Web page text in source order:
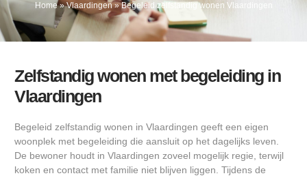
Home»Vlaardingen»Begeleid zelfstandig wonen Vlaardingen
Zelfstandig wonen met begeleiding in
Vlaardingen
Begeleid zelfstandig wonen in Vlaardingen geeft een eigen
woonplek met begeleiding die aansluit op het dagelijks leven.
De bewoner houdt in Vlaardingen zoveel mogelijk regie, terwijl
koken en contact met familie niet blijven liggen. Tijdens de